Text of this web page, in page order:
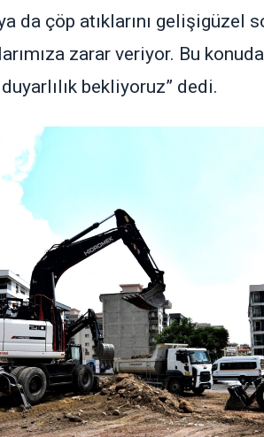
da çöp atıklarını gelişigüzel
zarar veriyor. Bu
bekliyoruz” dedi.